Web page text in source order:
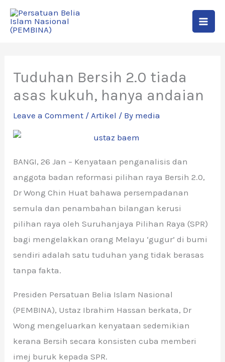
Skip
Tuduhan Bersih 2.0 tiada
asas kukuh, hanya andaian
Leave a Comment /Artikel / By media
BANGI, 26 Jan – Kenyataan penganalisis dan
anggota badan reformasi pilihan raya Bersih 2.0,
Dr Wong Chin Huat bahawa persempadanan
semula dan penambahan bilangan kerusi
pilihan raya oleh Suruhanjaya Pilihan Raya (SPR)
bagi mengelakkan orang Melayu ‘gugur’ di bumi
sendiri adalah satu tuduhan yang tidak berasas
tanpa fakta.
Presiden Persatuan Belia Islam Nasional
(PEMBINA), Ustaz Ibrahim Hassan berkata, Dr
Wong mengeluarkan kenyataan sedemikian
kerana Bersih secara konsisten cuba memberi
imej buruk kepada SPR.